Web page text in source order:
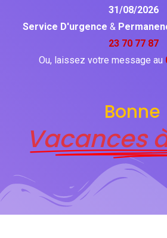
31/08/2026
Service D'urgence &
23 70 77 87
Ou, laissez votre message au
Bonne
Vacances